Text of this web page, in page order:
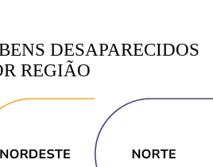
DESAPARECIDOS
REGIÃO